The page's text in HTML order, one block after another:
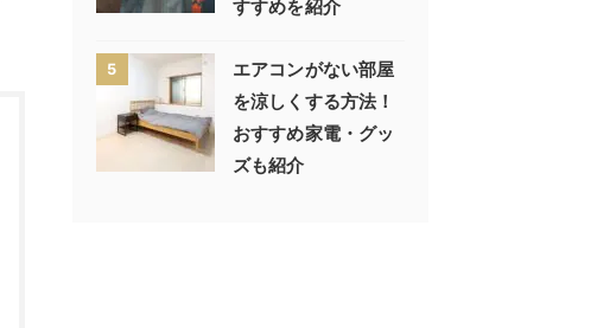
すすめを紹介
5
エアコンがない部屋
を涼しくする方法！
おすすめ家電・グッ
ズも紹介